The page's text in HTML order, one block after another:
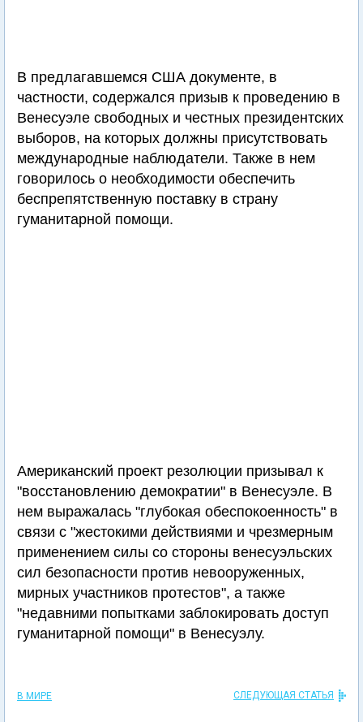
В предлагавшемся США документе, в
частности, содержался призыв к проведению в
Венесуэле свободных и честных президентских
выборов, на которых должны присутствовать
международные наблюдатели. Также в нем
говорилось о необходимости обеспечить
беспрепятственную поставку в страну
гуманитарной помощи.
Американский проект резолюции призывал к
"восстановлению демократии" в Венесуэле. В
нем выражалась "глубокая обеспокоенность" в
связи с "жестокими действиями и чрезмерным
применением силы со стороны венесуэльских
сил безопасности против невооруженных,
мирных участников протестов", а также
"недавними попытками заблокировать доступ
гуманитарной помощи" в Венесуэлу.
В МИРЕ СЛЕДУЮЩАЯ СТАТЬЯ